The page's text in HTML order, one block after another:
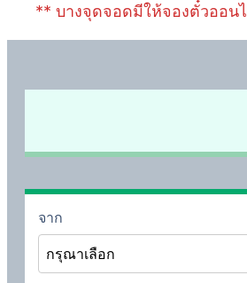
** บางจุดจอดมีให้จองตั๋วออน